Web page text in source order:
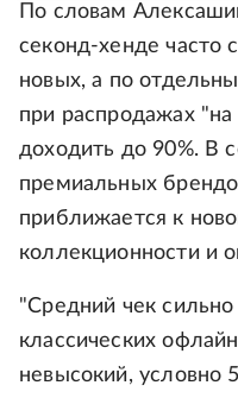
По словам
секонд-хенде часто
новых, а по
при распродажах
доходить до 90%. В
премиальных
приближается к
коллекционности и
"Средний чек
классических
невысокий, условно